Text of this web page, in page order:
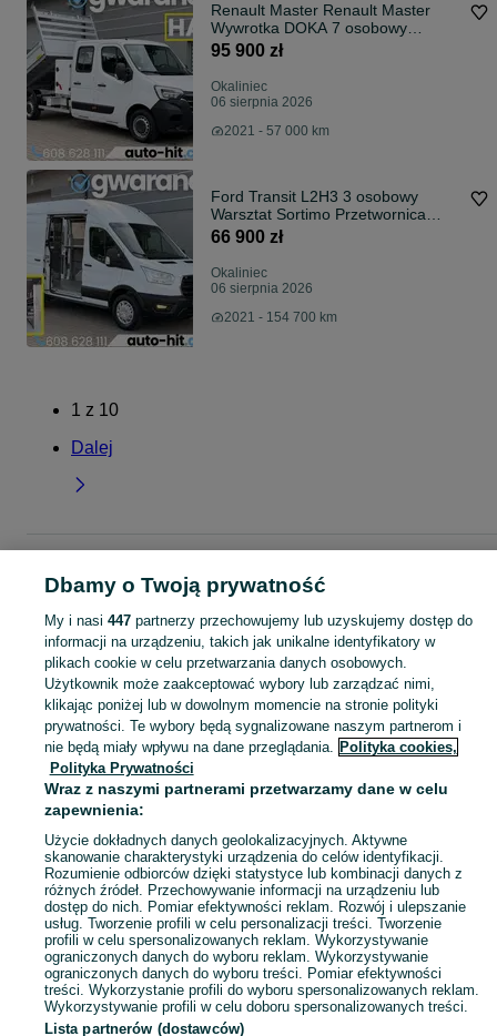
Renault Master Renault Master
Wywrotka DOKA 7 osobowy
Brygadowy 145KM *57.000km
95 900 zł
Okaliniec
06 sierpnia 2026
2021 - 57 000 km
Ford Transit L2H3 3 osobowy
Warsztat Sortimo Przetwornica
230V Światłowód Hak 170KM
66 900 zł
Okaliniec
06 sierpnia 2026
2021 - 154 700 km
1 z 10
Dalej
KATEGORIA
Skorzystaj z największego serwisu ogłoszeniowego - Okaliniec i okolice! Kupuj to, czego pragniesz i sprzedawaj to, czego już nie potrzebujesz! Zobacz
Mapa kategorii
Mapa miejscowości
Mapa ministron
Popularne wyszukiwania
Dbamy o Twoją prywatność
My i nasi 447partnerzy przechowujemy lub uzyskujemy dostęp do
informacji na urządzeniu, takich jak unikalne identyfikatory w
plikach cookie w celu przetwarzania danych osobowych.
Użytkownik może zaakceptować wybory lub zarządzać nimi,
klikając poniżej lub w dowolnym momencie na stronie polityki
prywatności. Te wybory będą sygnalizowane naszym partnerom i
nie będą miały wpływu na dane przeglądania. Polityka cookies,
Polityka Prywatności
Wraz z naszymi partnerami przetwarzamy dane w celu
zapewnienia:
Użycie dokładnych danych geolokalizacyjnych. Aktywne
skanowanie charakterystyki urządzenia do celów identyfikacji.
Rozumienie odbiorców dzięki statystyce lub kombinacji danych z
różnych źródeł. Przechowywanie informacji na urządzeniu lub
dostęp do nich. Pomiar efektywności reklam. Rozwój i ulepszanie
usług. Tworzenie profili w celu personalizacji treści. Tworzenie
profili w celu spersonalizowanych reklam. Wykorzystywanie
ograniczonych danych do wyboru reklam. Wykorzystywanie
ograniczonych danych do wyboru treści. Pomiar efektywności
treści. Wykorzystanie profili do wyboru spersonalizowanych reklam.
Wykorzystywanie profili w celu doboru spersonalizowanych treści.
Lista partnerów (dostawców)